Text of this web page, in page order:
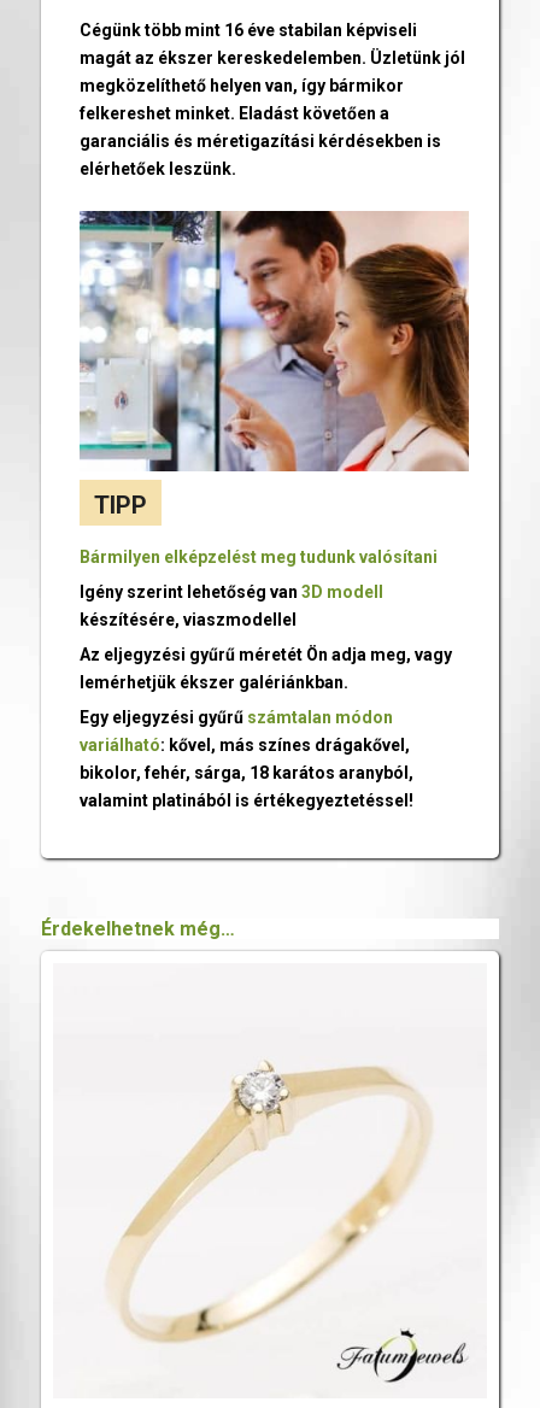
Cégünk több mint 16 éve stabilan képviseli
magát az ékszer kereskedelemben. Üzletünk jól
megközelíthető helyen van, így bármikor
felkereshet minket. Eladást követően a
garanciális és méretigazítási kérdésekben is
elérhetőek leszünk.
TIPP
Bármilyen elképzelést meg tudunk valósítani
Igény szerint lehetőség van 3D modell
készítésére, viaszmodellel
Az eljegyzési gyűrű méretét Ön adja meg, vagy
lemérhetjük ékszer galériánkban.
Egy eljegyzési gyűrű számtalan módon
variálható: kővel, más színes drágakővel,
bikolor, fehér, sárga, 18 karátos aranyból,
valamint platinából is értékegyeztetéssel!
Érdekelhetnek még…